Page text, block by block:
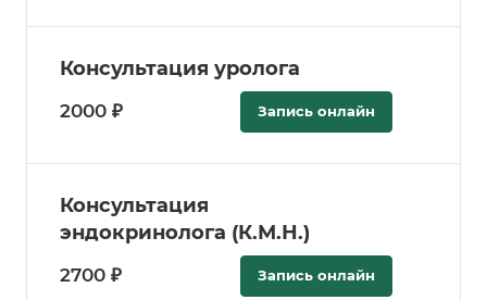
Консультация уролога
2000 ₽ Запись онлайн
Консультация
эндокринолога (К.М.Н.)
2700 ₽ Запись онлайн